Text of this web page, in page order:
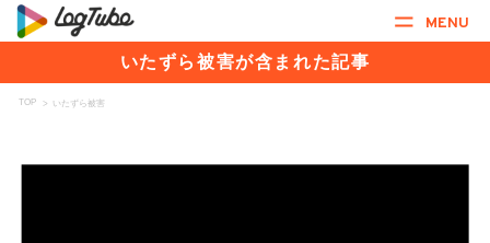
MENU
いたずら被害が含まれた記事
TOP > いたずら被害